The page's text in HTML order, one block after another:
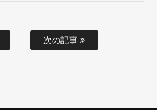
次の記事